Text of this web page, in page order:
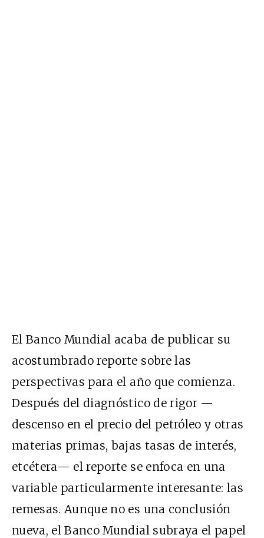
El Banco Mundial acaba de publicar su
acostumbrado reporte sobre las
perspectivas para el año que comienza.
Después del diagnóstico de rigor —
descenso en el precio del petróleo y otras
materias primas, bajas tasas de interés,
etcétera— el reporte se enfoca en una
variable particularmente interesante: las
remesas. Aunque no es una conclusión
nueva, el Banco Mundial subraya el papel